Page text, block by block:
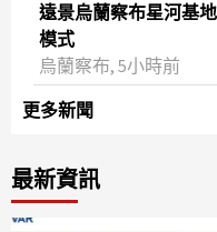
遠景烏蘭察布星河基
模式
烏蘭察布, 5小時前
更多新聞
最新資訊